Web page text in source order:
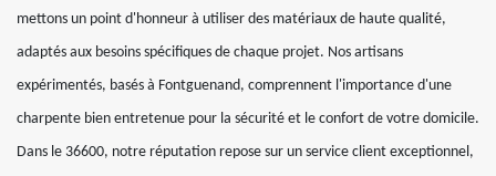
mettons un point d'honneur à utiliser des matériaux de haute qualité,
adaptés aux besoins spécifiques de chaque projet. Nos artisans
expérimentés, basés à Fontguenand, comprennent l'importance d'une
charpente bien entretenue pour la sécurité et le confort de votre domicile.
Dans le 36600, notre réputation repose sur un service client exceptionnel,